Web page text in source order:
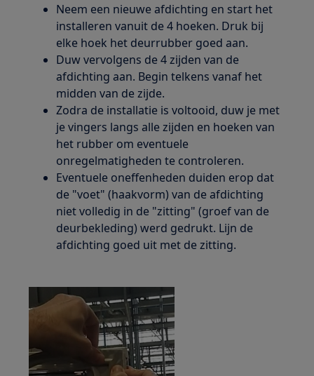
Neem een nieuwe afdichting en start het
installeren vanuit de 4 hoeken. Druk bij
elke hoek het deurrubber goed aan.
Duw vervolgens de 4 zijden van de
afdichting aan. Begin telkens vanaf het
midden van de zijde.
Zodra de installatie is voltooid, duw je met
je vingers langs alle zijden en hoeken van
het rubber om eventuele
onregelmatigheden te controleren.
Eventuele oneffenheden duiden erop dat
de "voet" (haakvorm) van de afdichting
niet volledig in de "zitting" (groef van de
deurbekleding) werd gedrukt. Lijn de
afdichting goed uit met de zitting.